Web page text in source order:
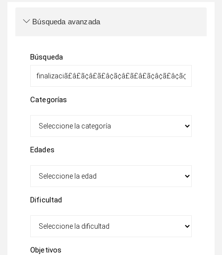
Búsqueda avanzada
Búsqueda
Categorías
Edades
Dificultad
Objetivos